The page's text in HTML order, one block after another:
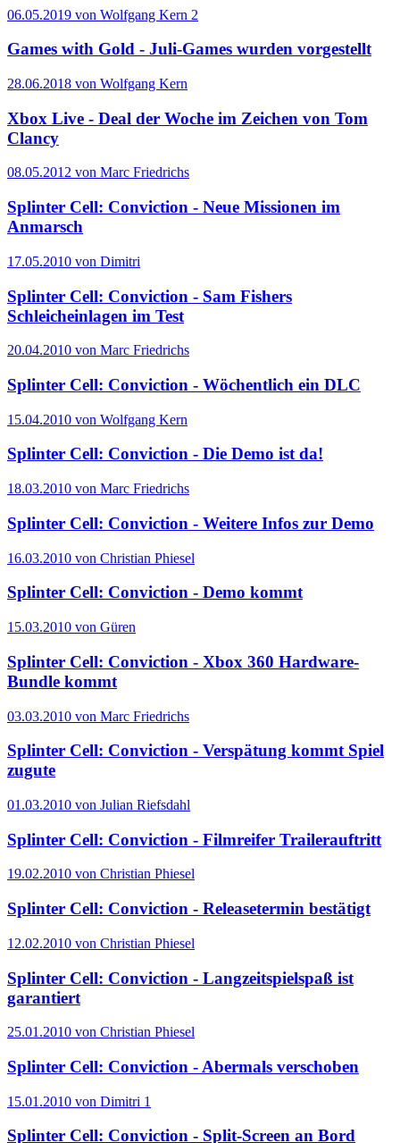
06.05.2019 von Wolfgang Kern 2
Games with Gold - Juli-Games wurden vorgestellt
28.06.2018 von Wolfgang Kern
Xbox Live - Deal der Woche im Zeichen von Tom
Clancy
08.05.2012 von Marc Friedrichs
Splinter Cell: Conviction - Neue Missionen im
Anmarsch
17.05.2010 von Dimitri
Splinter Cell: Conviction - Sam Fishers
Schleicheinlagen im Test
20.04.2010 von Marc Friedrichs
Splinter Cell: Conviction - Wöchentlich ein DLC
15.04.2010 von Wolfgang Kern
Splinter Cell: Conviction - Die Demo ist da!
18.03.2010 von Marc Friedrichs
Splinter Cell: Conviction - Weitere Infos zur Demo
16.03.2010 von Christian Phiesel
Splinter Cell: Conviction - Demo kommt
15.03.2010 von Güren
Splinter Cell: Conviction - Xbox 360 Hardware-
Bundle kommt
03.03.2010 von Marc Friedrichs
Splinter Cell: Conviction - Verspätung kommt Spiel
zugute
01.03.2010 von Julian Riefsdahl
Splinter Cell: Conviction - Filmreifer Trailerauftritt
19.02.2010 von Christian Phiesel
Splinter Cell: Conviction - Releasetermin bestätigt
12.02.2010 von Christian Phiesel
Splinter Cell: Conviction - Langzeitspielspaß ist
garantiert
25.01.2010 von Christian Phiesel
Splinter Cell: Conviction - Abermals verschoben
15.01.2010 von Dimitri 1
Splinter Cell: Conviction - Split-Screen an Bord